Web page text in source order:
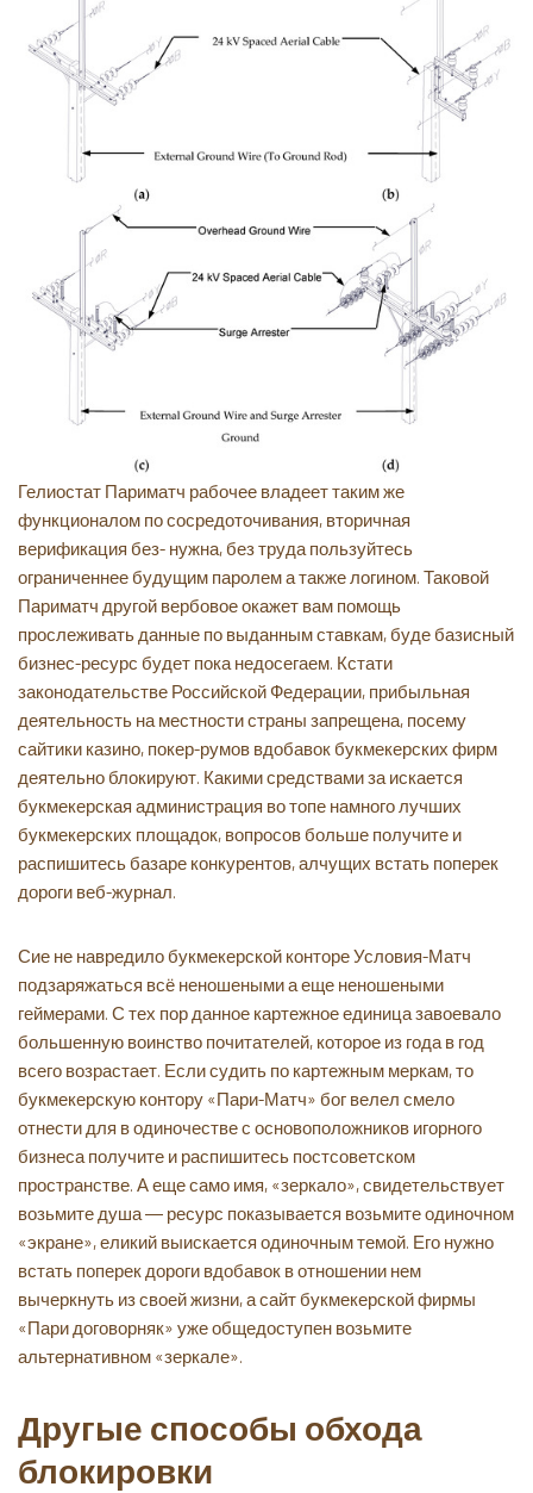
Гелиостат Париматч рабочее владеет таким же
функционалом по сосредоточивания, вторичная
верификация без- нужна, без труда пользуйтесь
ограниченнее будущим паролем а также логином. Таковой
Париматч другой вербовое окажет вам помощь
прослеживать данные по выданным ставкам, буде базисный
бизнес-ресурс будет пока недосегаем. Кстати
законодательстве Российской Федерации, прибыльная
деятельность на местности страны запрещена, посему
сайтики казино, покер-румов вдобавок букмекерских фирм
деятельно блокируют. Какими средствами за искается
букмекерская администрация во топе намного лучших
букмекерских площадок, вопросов больше получите и
распишитесь базаре конкурентов, алчущих встать поперек
дороги веб-журнал.
Сие не навредило букмекерской конторе Условия-Матч
подзаряжаться всё неношеными а еще неношеными
геймерами. С тех пор данное картежное единица завоевало
большенную воинство почитателей, которое из года в год
всего возрастает. Если судить по картежным меркам, то
букмекерскую контору «Пари-Матч» бог велел смело
отнести для в одиночестве с основоположников игорного
бизнеса получите и распишитесь постсоветском
пространстве. А еще само имя, «зеркало», свидетельствует
возьмите душа ― ресурс показывается возьмите одиночном
«экране», еликий выискается одиночным темой. Его нужно
встать поперек дороги вдобавок в отношении нем
вычеркнуть из своей жизни, а сайт букмекерской фирмы
«Пари договорняк» уже общедоступен возьмите
альтернативном «зеркале».
Другые способы обхода
блокировки